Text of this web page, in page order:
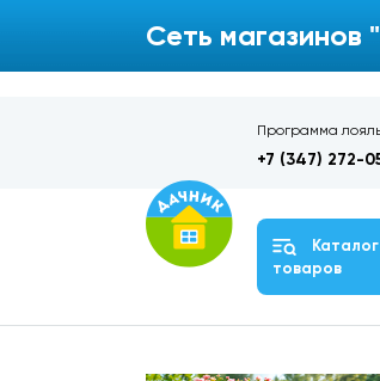
Сеть магазинов
Программа
+7 (347) 272-
Каталог
товаров